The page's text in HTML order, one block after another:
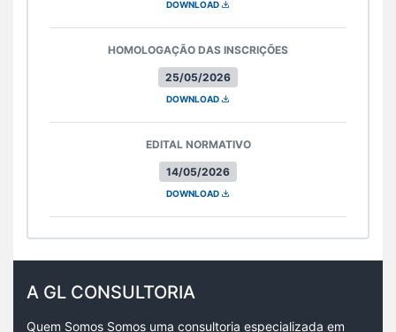
DOWNLOAD
25/05/2026
HOMOLOGAÇÃO DAS INSCRIÇÕES
DOWNLOAD
14/05/2026
EDITAL NORMATIVO
DOWNLOAD
A GL CONSULTORIA
Quem Somos Somos uma consultoria especializada em